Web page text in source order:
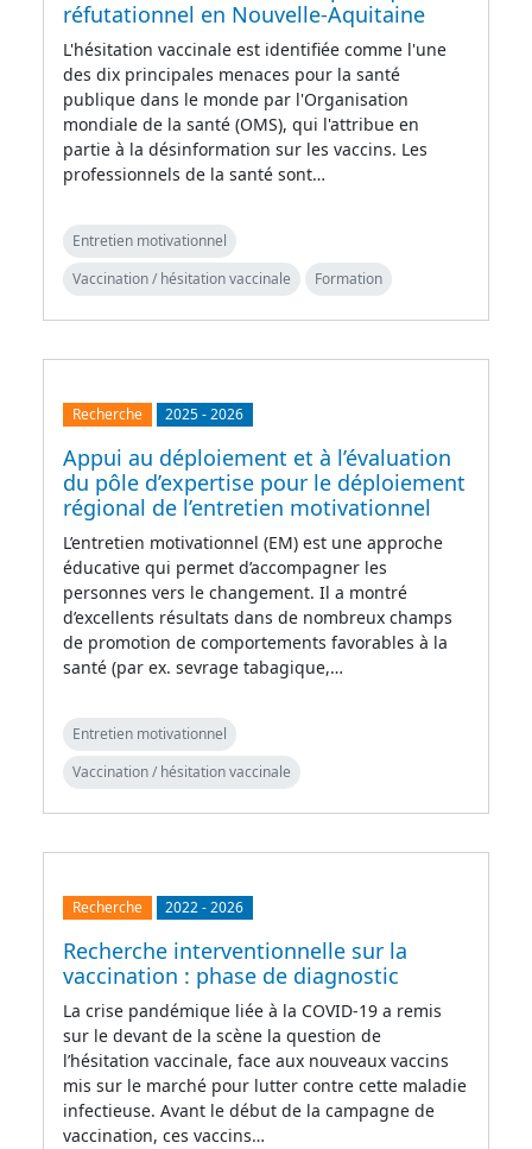
réfutationnel en Nouvelle-Aquitaine
L'hésitation vaccinale est identifiée comme l'une
des dix principales menaces pour la santé
publique dans le monde par l'Organisation
mondiale de la santé (OMS), qui l'attribue en
partie à la désinformation sur les vaccins. Les
professionnels de la santé sont…
Entretien motivationnel
Vaccination / hésitation vaccinale
Formation
Recherche 2025-2026
Appui au déploiement et à l’évaluation
du pôle d’expertise pour le déploiement
régional de l’entretien motivationnel
L’entretien motivationnel (EM) est une approche
éducative qui permet d’accompagner les
personnes vers le changement. Il a montré
d’excellents résultats dans de nombreux champs
de promotion de comportements favorables à la
santé (par ex. sevrage tabagique,…
Entretien motivationnel
Vaccination / hésitation vaccinale
Recherche 2022-2026
Recherche interventionnelle sur la
vaccination : phase de diagnostic
La crise pandémique liée à la COVID-19 a remis
sur le devant de la scène la question de
l’hésitation vaccinale, face aux nouveaux vaccins
mis sur le marché pour lutter contre cette maladie
infectieuse. Avant le début de la campagne de
vaccination, ces vaccins…